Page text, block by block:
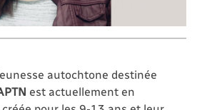
autochtone destinée
est actuellement en